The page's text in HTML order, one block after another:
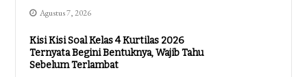
Agustus 7, 2026
Kisi Kisi Soal Kelas 4 Kurtilas 2026
Ternyata Begini Bentuknya, Wajib Tahu
Sebelum Terlambat